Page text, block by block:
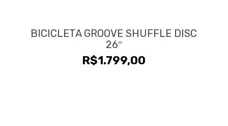
BICICLETA GROOVE SHUFFLE DISC
26″
R$1.799,00